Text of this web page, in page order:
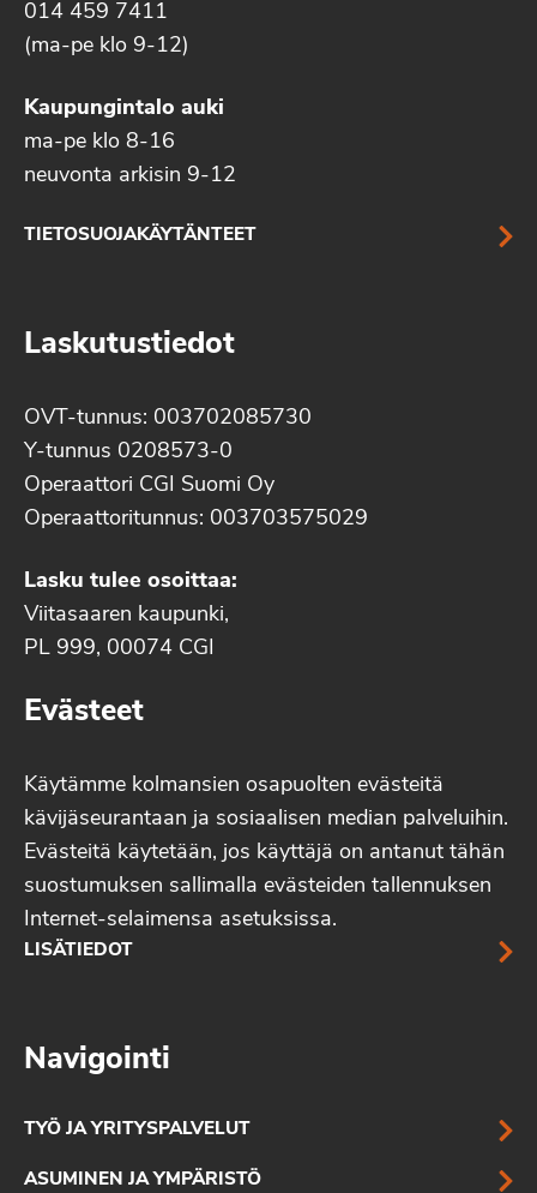
014 459 7411
(ma-pe klo 9-12)
Kaupungintalo auki
ma-pe klo 8-16
neuvonta arkisin 9-12
TIETOSUOJAKÄYTÄNTEET
Laskutustiedot
OVT-tunnus: 003702085730
Y-tunnus 0208573-0
Operaattori CGI Suomi Oy
Operaattoritunnus: 003703575029
Lasku tulee osoittaa:
Viitasaaren kaupunki,
PL 999, 00074 CGI
Evästeet
Käytämme kolmansien osapuolten evästeitä
kävijäseurantaan ja sosiaalisen median palveluihin.
Evästeitä käytetään, jos käyttäjä on antanut tähän
suostumuksen sallimalla evästeiden tallennuksen
Internet-selaimensa asetuksissa.
LISÄTIEDOT
Navigointi
TYÖ JA YRITYSPALVELUT
ASUMINEN JA YMPÄRISTÖ